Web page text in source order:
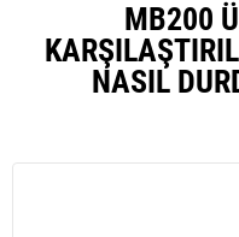
MB200
NASIL